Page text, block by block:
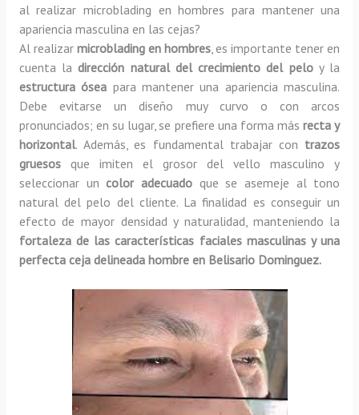
al realizar microblading en hombres para mantener una
apariencia masculina en las cejas?
Al realizar microblading en hombres, es importante tener en
cuenta ladirección natural del crecimiento del peloy la
estructura ósea para mantener una apariencia masculina.
Debe evitarse un diseño muy curvo o con arcos
pronunciados; en su lugar, se prefiere una forma másrecta y
horizontal. Además, es fundamental trabajar con trazos
gruesosque imiten el grosor del vello masculino y
seleccionar uncolor adecuadoque se asemeje al tono
natural del pelo del cliente. La finalidad es conseguir un
efecto de mayor densidad y naturalidad, manteniendo la
fortaleza de las características faciales masculinas y una
perfecta ceja delineada hombre en Belisario Dominguez.